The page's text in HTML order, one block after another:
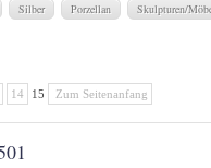
Silber Porzellan Skulpturen/
14 15 Zum Seitenanfang